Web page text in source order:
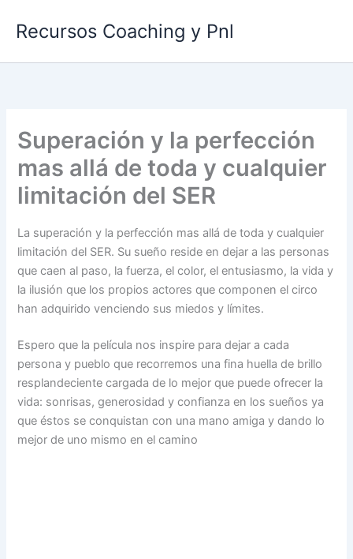
Recursos Coaching y Pnl
Superación y la perfección
mas allá de toda y cualquier
limitación del SER
La superación y la perfección mas allá de toda y cualquier
limitación del SER. Su sueño reside en dejar a las personas
que caen al paso, la fuerza, el color, el entusiasmo, la vida y
la ilusión que los propios actores que componen el circo
han adquirido venciendo sus miedos y límites.
Espero que la película nos inspire para dejar a cada
persona y pueblo que recorremos una fina huella de brillo
resplandeciente cargada de lo mejor que puede ofrecer la
vida: sonrisas, generosidad y confianza en los sueños ya
que éstos se conquistan con una mano amiga y dando lo
mejor de uno mismo en el camino